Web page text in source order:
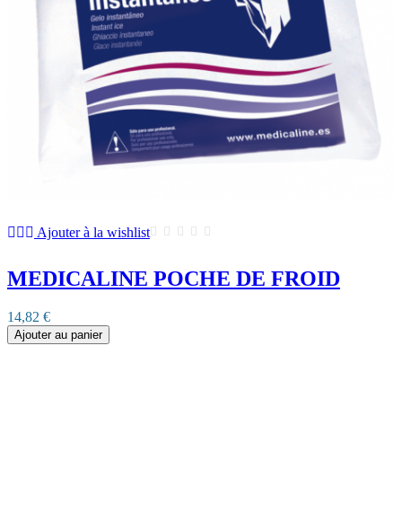
Ajouter à la wishlist
MEDICALINE POCHE DE FROID
14,82 €
Ajouter au panier